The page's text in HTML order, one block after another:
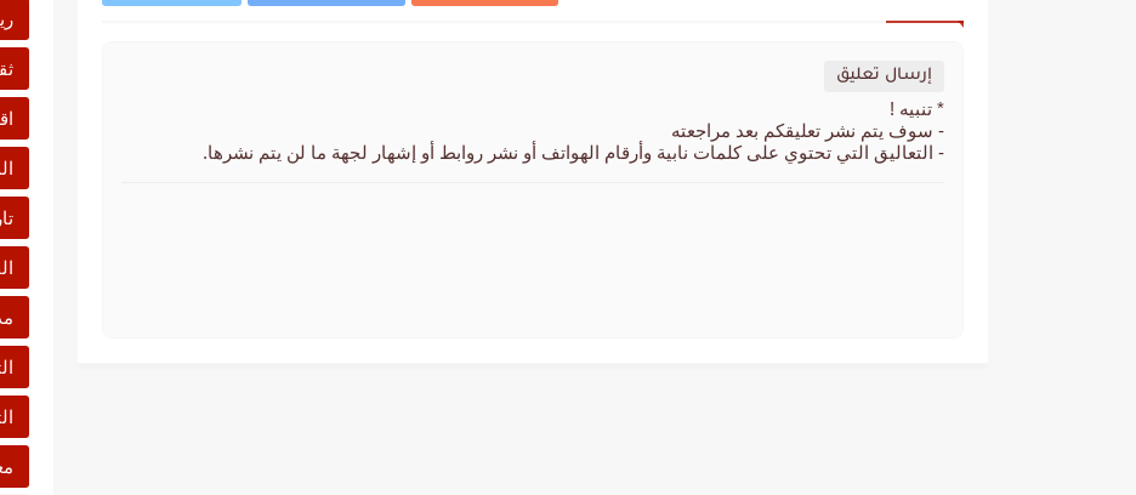
إرسال تعليق
* تنبيه !
- سوف يتم نشر تعليقكم بعد مراجعته
- التعاليق التي تحتوي على كلمات نابية وأرقام الهواتف أو نشر روابط أو إشهار لجهة ما لن يتم نشرها.